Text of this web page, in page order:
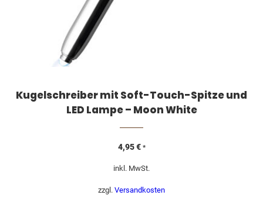
Kugelschreiber mit Soft-Touch-Spitze und
LED Lampe – Moon White
4,95€ *
inkl. MwSt.
zzgl. Versandkosten